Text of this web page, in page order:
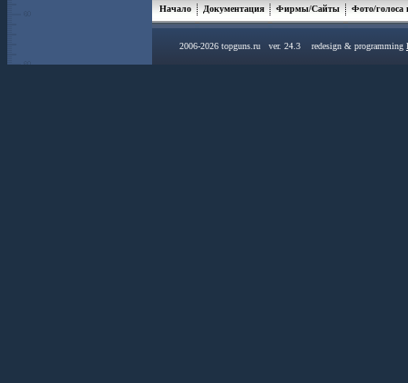
Начало Документация Фирмы/Сайты Фото/голоса
2006-2026 topguns.ru ver. 24.3 redesign & programming